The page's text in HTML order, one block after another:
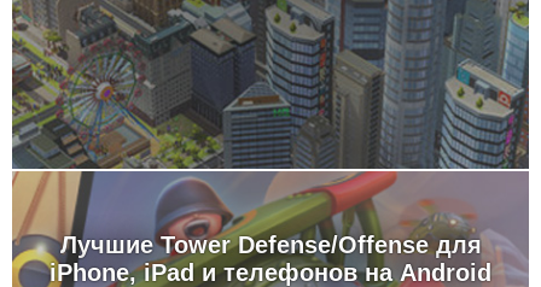
Лучшие Tower Defense/Offense для
iPhone, iPad и телефонов на Android